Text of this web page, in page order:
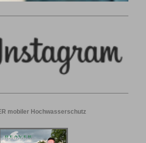
mobiler Hochwasserschutz